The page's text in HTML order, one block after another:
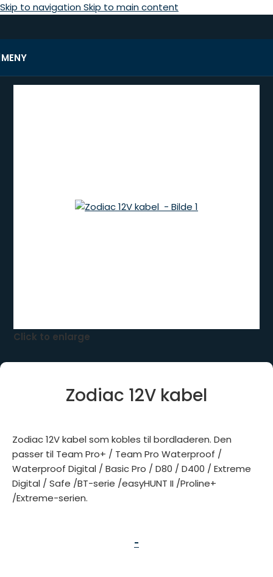
Skip to navigationSkip to main content
MENY
Hjem/
Click to enlarge
Zodiac 12V kabel
Zodiac 12V kabel som kobles til bordladeren. Den
passer til Team Pro+ / Team Pro Waterproof /
Waterproof Digital / Basic Pro / D80 / D400 / Extreme
Digital / Safe /BT-serie /easyHUNT II /Proline+
/Extreme-serien.
-